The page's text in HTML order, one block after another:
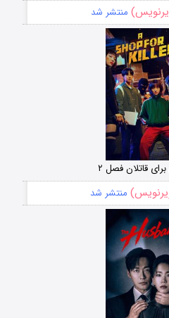
منتشر شد
قاتلان فصل ۲
منتشر شد